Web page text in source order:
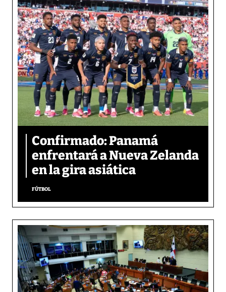
Confirmado: Panamá
enfrentará a Nueva Zelanda
en la gira asiática
FÚTBOL